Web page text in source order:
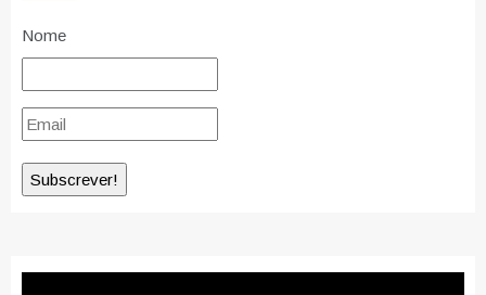
Nome